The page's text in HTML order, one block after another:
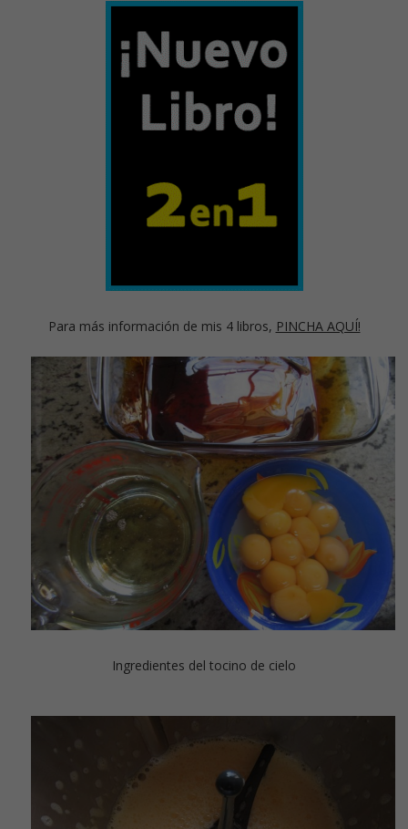
Para más información de mis 4 libros, PINCHA AQUÍ!
Ingredientes del tocino de cielo